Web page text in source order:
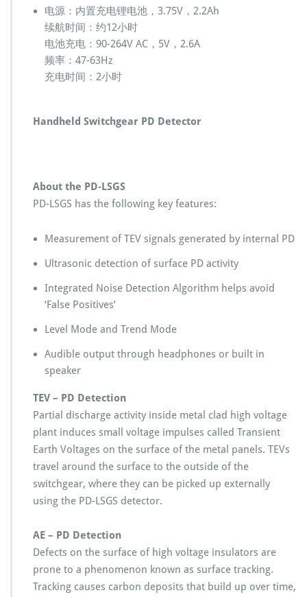
电源：内置充电锂电池，3.75V，2.2Ah
续航时间：约12小时
电池充电：90-264V AC，5V，2.6A
频率：47-63Hz
充电时间：2小时
Handheld Switchgear PD Detector
About the PD-LSGS
PD-LSGS has the following key features:
Measurement of TEV signals generated by internal PD
Ultrasonic detection of surface PD activity
Integrated Noise Detection Algorithm helps avoid
‘False Positives’
Level Mode and Trend Mode
Audible output through headphones or built in
speaker
TEV – PD Detection
Partial discharge activity inside metal clad high voltage
plant induces small voltage impulses called Transient
Earth Voltages on the surface of the metal panels. TEVs
travel around the surface to the outside of the
switchgear, where they can be picked up externally
using the PD-LSGS detector.
AE – PD Detection
Defects on the surface of high voltage insulators are
prone to a phenomenon known as surface tracking.
Tracking causes carbon deposits that build up over time,